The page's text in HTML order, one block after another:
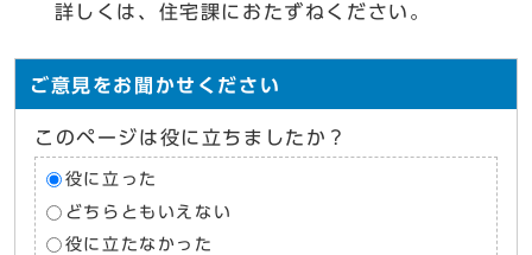
詳しくは、住宅課におたずねください。
ご意見をお聞かせください
このページは役に立ちましたか？
役に立った
どちらともいえない
役に立たなかった